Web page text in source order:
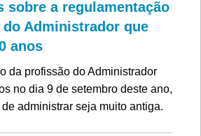
sobre a regulamentação
Administrador que
anos
da profissão do Administrador
no dia 9 de setembro deste ano,
administrar seja muito antiga.